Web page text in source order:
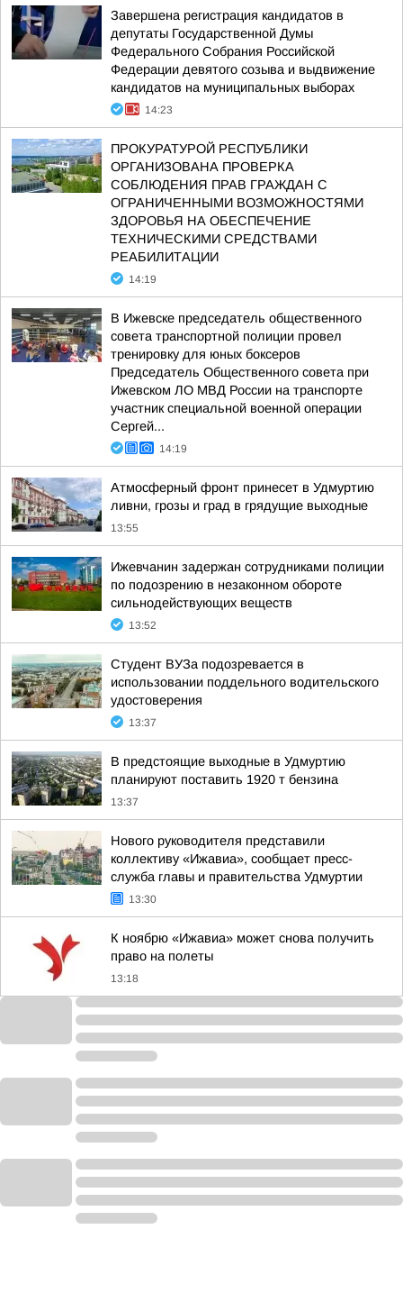
Завершена регистрация кандидатов в
депутаты Государственной Думы
Федерального Собрания Российской
Федерации девятого созыва и выдвижение
кандидатов на муниципальных выборах
14:23
ПРОКУРАТУРОЙ РЕСПУБЛИКИ
ОРГАНИЗОВАНА ПРОВЕРКА
СОБЛЮДЕНИЯ ПРАВ ГРАЖДАН С
ОГРАНИЧЕННЫМИ ВОЗМОЖНОСТЯМИ
ЗДОРОВЬЯ НА ОБЕСПЕЧЕНИЕ
ТЕХНИЧЕСКИМИ СРЕДСТВАМИ
РЕАБИЛИТАЦИИ
14:19
В Ижевске председатель общественного
совета транспортной полиции провел
тренировку для юных боксеров
Председатель Общественного совета при
Ижевском ЛО МВД России на транспорте
участник специальной военной операции
Сергей...
14:19
Атмосферный фронт принесет в Удмуртию
ливни, грозы и град в грядущие выходные
13:55
Ижевчанин задержан сотрудниками полиции
по подозрению в незаконном обороте
сильнодействующих веществ
13:52
Студент ВУЗа подозревается в
использовании поддельного водительского
удостоверения
13:37
В предстоящие выходные в Удмуртию
планируют поставить 1920 т бензина
13:37
Нового руководителя представили
коллективу «Ижавиа», сообщает пресс-
служба главы и правительства Удмуртии
13:30
К ноябрю «Ижавиа» может снова получить
право на полеты
13:18